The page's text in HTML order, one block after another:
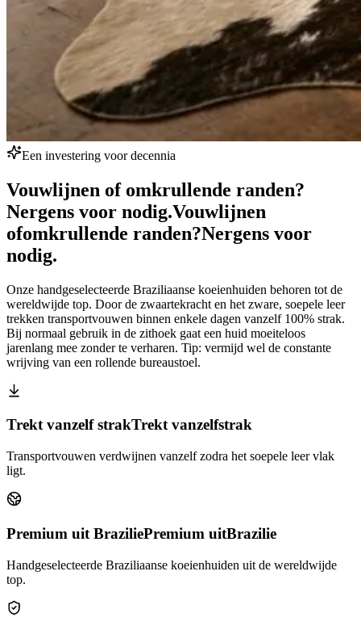
Een investering voor decennia
Vouwlijnen of omkrullende randen?
Nergens voor nodig.Vouwlijnen
ofomkrullende randen?Nergens voor
nodig.
Onze handgeselecteerde Braziliaanse koeienhuiden behoren tot de
wereldwijde top. Door de zwaartekracht en het zware, soepele leer
trekken transportvouwen binnen enkele dagen vanzelf 100% strak.
Bij normaal gebruik in de zithoek gaat een huid moeiteloos
jarenlang mee zonder te verharen. Tip: vermijd wel de constante
wrijving van een rollende bureaustoel.
Trekt vanzelf strakTrekt vanzelfstrak
Transportvouwen verdwijnen vanzelf zodra het soepele leer vlak
ligt.
Premium uit BraziliePremium uitBrazilie
Handgeselecteerde Braziliaanse koeienhuiden uit de wereldwijde
top.